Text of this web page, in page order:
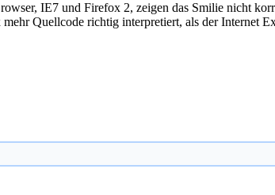
IE7 und Firefox 2, zeigen das Smilie nicht
Quellcode richtig interpretiert, als der Internet